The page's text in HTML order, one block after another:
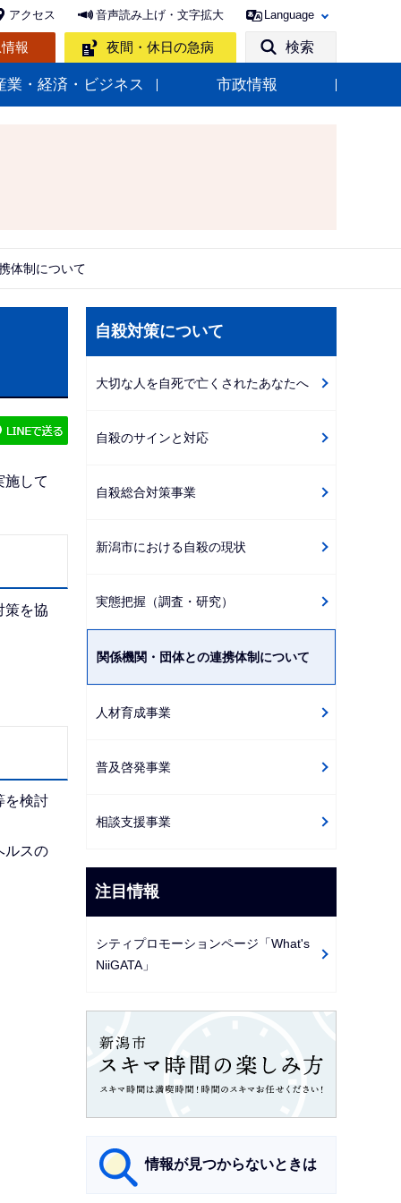
アクセス 音声読み上げ・文字拡大 Language
報 夜間・休日の急病 検索
業・経済・ビジネス 市政情報
体制について
施して
策を協
を検討
ルスの
ブ
ビ
ー
ョ
こ
か
自殺対策について
大切な人を自死で亡くされたあなたへ
自殺のサインと対応
自殺総合対策事業
新潟市における自殺の現状
実態把握（調査・研究）
関係機関・団体との連携体制について
人材育成事業
普及啓発事業
相談支援事業
注目情報
シティプロモーションページ「What's
NiiGATA」
情報が見つからないときは